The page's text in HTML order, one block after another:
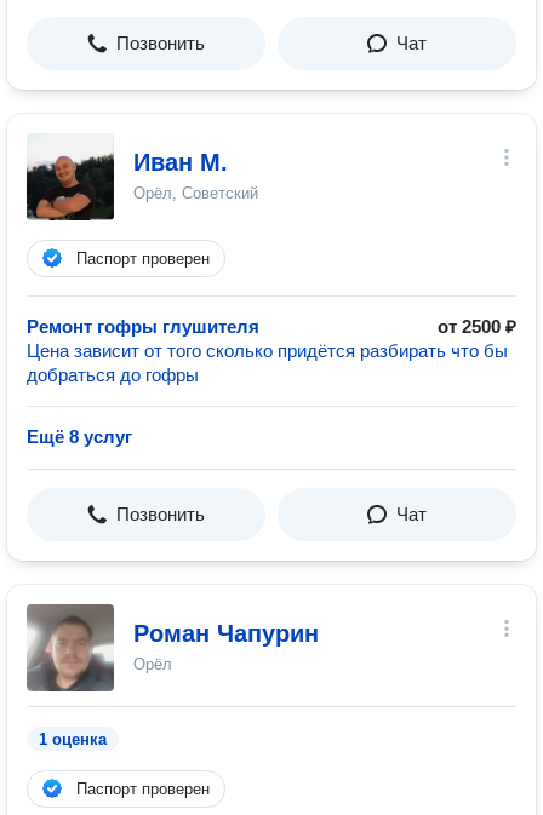
Позвонить Чат
Иван М.
Орёл, Советский
Паспорт проверен
Ремонт гофры глушителя
от 2500 ₽
Цена зависит от того сколько придётся разбирать что бы
добраться до гофры
Ещё 8 услуг
Позвонить Чат
Роман Чапурин
Орёл
1 оценка
Паспорт проверен